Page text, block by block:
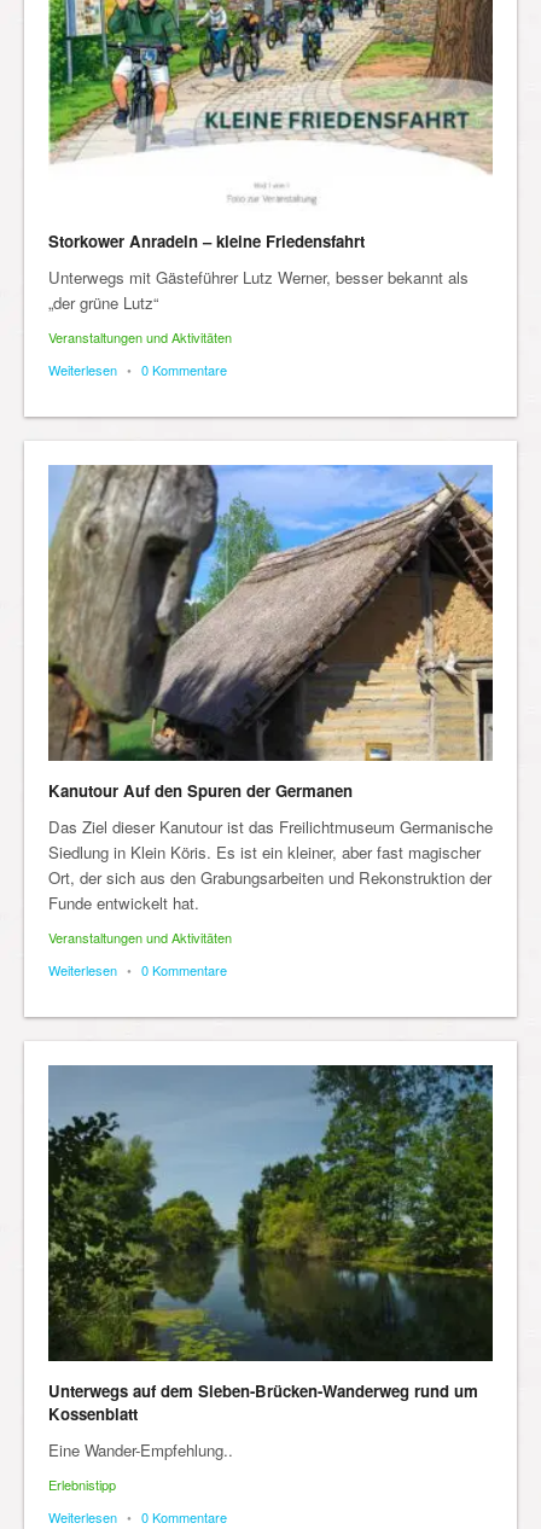
Storkower Anradeln – kleine Friedensfahrt
Unterwegs mit Gästeführer Lutz Werner, besser bekannt als
„der grüne Lutz“
Veranstaltungen und Aktivitäten
Weiterlesen • 0 Kommentare
Kanutour Auf den Spuren der Germanen
Das Ziel dieser Kanutour ist das Freilichtmuseum Germanische
Siedlung in Klein Köris. Es ist ein kleiner, aber fast magischer
Ort, der sich aus den Grabungsarbeiten und Rekonstruktion der
Funde entwickelt hat.
Veranstaltungen und Aktivitäten
Weiterlesen • 0 Kommentare
Unterwegs auf dem Sieben-Brücken-Wanderweg rund um
Kossenblatt
Eine Wander-Empfehlung..
Erlebnistipp
Weiterlesen • 0 Kommentare